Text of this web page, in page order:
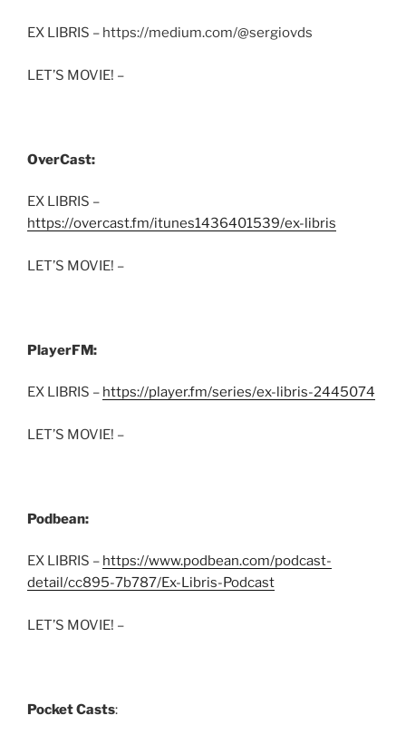
EX LIBRIS – https://medium.com/@sergiovds
LET’S MOVIE! –
OverCast:
EX LIBRIS –
https://overcast.fm/itunes1436401539/ex-libris
LET’S MOVIE! –
PlayerFM:
EX LIBRIS – https://player.fm/series/ex-libris-2445074
LET’S MOVIE! –
Podbean:
EX LIBRIS – https://www.podbean.com/podcast-
detail/cc895-7b787/Ex-Libris-Podcast
LET’S MOVIE! –
Pocket Casts: